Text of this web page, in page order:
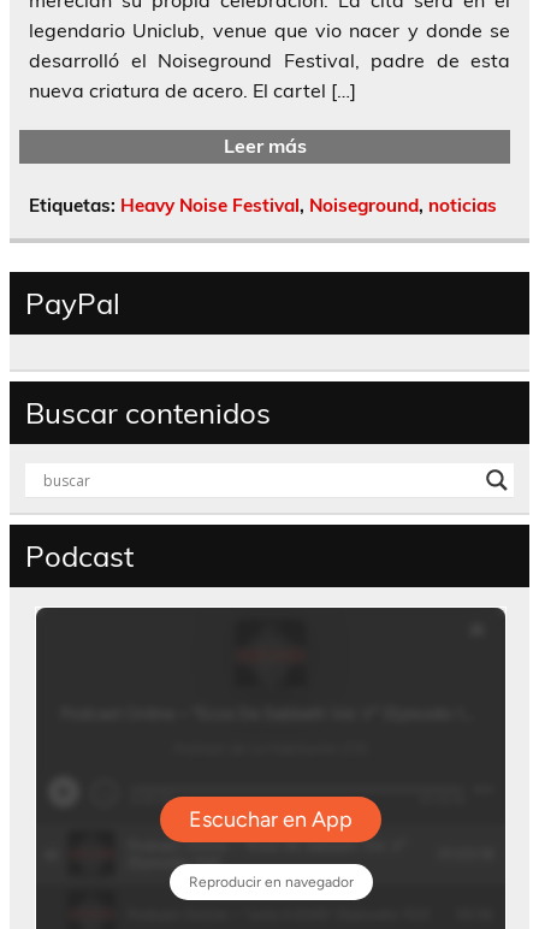
legendario Uniclub, venue que vio nacer y donde se
desarrolló el Noiseground Festival, padre de esta
nueva criatura de acero. El cartel […]
Leer más
Etiquetas: Heavy Noise Festival, Noiseground, noticias
PayPal
Buscar contenidos
Podcast